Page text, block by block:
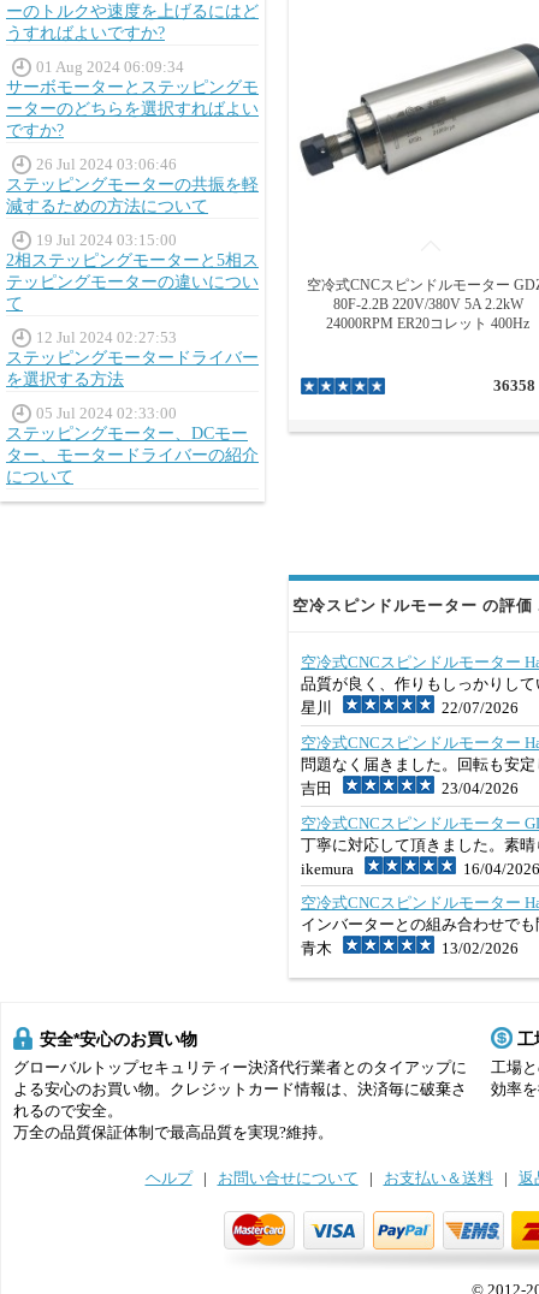
ーのトルクや速度を上げるにはど
うすればよいですか?
01 Aug 2024 06:09:34
サーボモーターとステッピングモ
ーターのどちらを選択すればよい
ですか?
26 Jul 2024 03:06:46
ステッピングモーターの共振を軽
減するための方法について
19 Jul 2024 03:15:00
2相ステッピングモーターと5相ス
テッピングモーターの違いについ
て
12 Jul 2024 02:27:53
ステッピングモータードライバー
を選択する方法
05 Jul 2024 02:33:00
ステッピングモーター、DCモー
ター、モータードライバーの紹介
について
空冷式CNCスピンドルモーター
80F-2.2B 220V/380V 5A 2.2kW
24000RPM ER20コレット 400Hz
36358
空冷スピンドルモーター の評価
空冷式CNCスピンドルモーター
品質が良く、作りもしっかりし
星川
22/07/2026
空冷式CNCスピンドルモーター
問題なく届きました。回転も安
吉田
23/04/2026
空冷式CNCスピンドルモーター
丁寧に対応して頂きました。素
ikemura
16/04/2026
空冷式CNCスピンドルモーター
インバーターとの組み合わせで
青木
13/02/2026
安全*安心のお買い物
グローバルトップセキュリティー決済代行業者とのタイアップに
よる安心のお買い物。クレジットカード情報は、決済毎に破棄さ
れるので安全。
万全の品質保証体制で最高品質を実現?維持。
工
工場
効率
ヘルプ | お問い合せについて | お支払い＆送料 | 返
© 2012-